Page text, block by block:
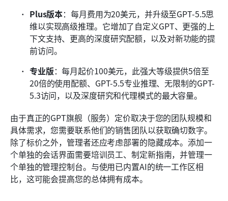
Plus版本：每月费用为20美元，并升级至GPT-5.5思
维以实现高级推理。它增加了自定义GPT、更强的上
下文支持、更高的深度研究配额，以及对新功能的提
前访问。
专业版：每月起价100美元，此强大等级提供5倍至
20倍的使用配额、GPT-5.5专业推理、无限制的GPT-
5.3访问，以及深度研究和代理模式的最大容量。
由于真正的GPT旗舰（服务）定价取决于您的团队规模和
具体需求，您需要联系他们的销售团队以获取确切数字。
除了标价之外，管理者还应考虑部署的隐藏成本。添加一
个单独的会话界面需要培训员工、制定新指南，并管理一
个单独的管理控制台。与使用已内置AI的统一工作区相
比，这可能会提高您的总体拥有成本。